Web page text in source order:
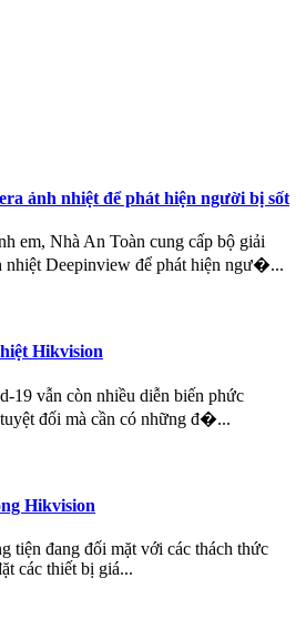
ảnh nhiệt để phát hiện người bị sốt
em, Nhà An Toàn cung cấp bộ giải
nhiệt Deepinview để phát hiện ngư�...
Hikvision
19 vẫn còn nhiều diễn biến phức
đối mà cần có những đ�...
Hikvision
tiện đang đối mặt với các thách thức
các thiết bị giá...